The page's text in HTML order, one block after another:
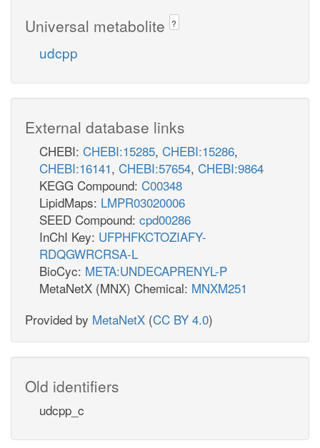
Universal metabolite ?
udcpp
External database links
CHEBI: CHEBI:15285, CHEBI:15286,
CHEBI:16141, CHEBI:57654, CHEBI:9864
KEGG Compound: C00348
LipidMaps: LMPR03020006
SEED Compound: cpd00286
InChI Key: UFPHFKCTOZIAFY-
RDQGWRCRSA-L
BioCyc: META:UNDECAPRENYL-P
MetaNetX (MNX) Chemical: MNXM251
Provided by MetaNetX (CC BY 4.0)
Old identifiers
udcpp_c